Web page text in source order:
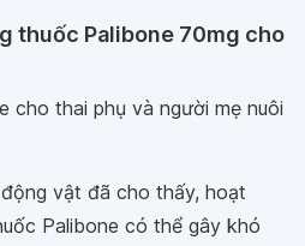
thuốc Palibone 70mg cho
cho thai phụ và người mẹ nuôi
vật đã cho thấy, hoạt
Palibone có thể gây khó